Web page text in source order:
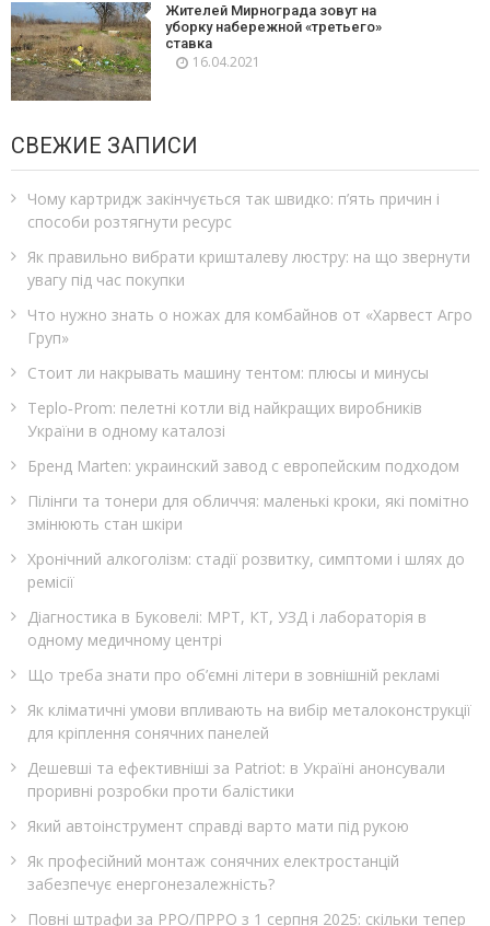
Жителей Мирнограда зовут на
уборку набережной «третьего»
ставка
16.04.2021
СВЕЖИЕ ЗАПИСИ
Чому картридж закінчується так швидко: п’ять причин і
способи розтягнути ресурс
Як правильно вибрати кришталеву люстру: на що звернути
увагу під час покупки
Что нужно знать о ножах для комбайнов от «Харвест Агро
Груп»
Стоит ли накрывать машину тентом: плюсы и минусы
Teplo‑Prom: пелетні котли від найкращих виробників
України в одному каталозі
Бренд Marten: украинский завод с европейским подходом
Пілінги та тонери для обличчя: маленькі кроки, які помітно
змінюють стан шкіри
Хронічний алкоголізм: стадії розвитку, симптоми і шлях до
ремісії
Діагностика в Буковелі: МРТ, КТ, УЗД і лабораторія в
одному медичному центрі
Що треба знати про об’ємні літери в зовнішній рекламі
Як кліматичні умови впливають на вибір металоконструкції
для кріплення сонячних панелей
Дешевші та ефективніші за Patriot: в Україні анонсували
проривні розробки проти балістики
Який автоінструмент справді варто мати під рукою
Як професійний монтаж сонячних електростанцій
забезпечує енергонезалежність?
Повні штрафи за РРО/ПРРО з 1 серпня 2025: скільки тепер